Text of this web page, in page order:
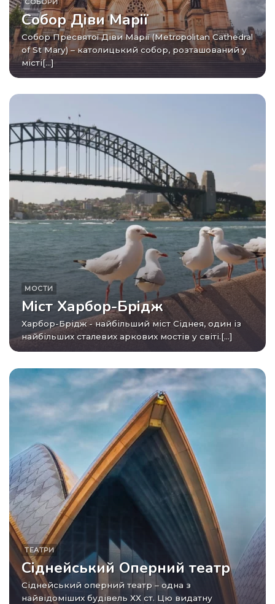
СОБОРИ
Собор Діви Марії
Собор Пресвятої Діви Марії (Metropolitan Cathedral
of St Mary) – католицький собор, розташований у
місті[...]
МОСТИ
Міст Харбор-Брідж
Харбор-Брідж - найбільший міст Сіднея, один із
найбільших сталевих аркових мостів у світі.[...]
ТЕАТРИ
Сіднейський Оперний театр
Сіднейський оперний театр – одна з
найвідоміших будівель ХХ ст. Цю видатну